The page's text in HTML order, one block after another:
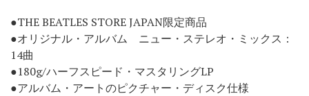
●THE BEATLES STORE JAPAN限定商品
●オリジナル・アルバム ニュー・ステレオ・ミックス：
14曲
●180g/ハーフスピード・マスタリングLP
●アルバム・アートのピクチャー・ディスク仕様